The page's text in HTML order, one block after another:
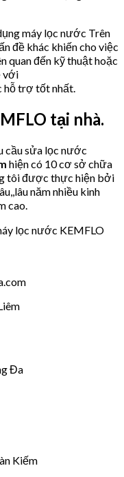
máy lọc nước Trên
đề khác khiến cho việc
quan đến kỹ thuật hoặc
với
trợ tốt nhất.
tại nhà.
cầu sửa lọc nước
hiện có 10 cơ sở chữa
tôi được thực hiện bởi
năm nhiều kinh
cao.
lọc nước KEMFLO
Đa
Kiếm